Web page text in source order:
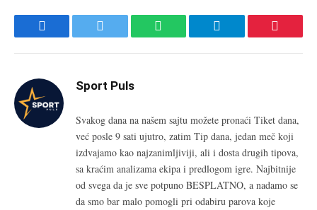
Facebook Twitter WhatsApp Telegram
Sport Puls
Svakog dana na našem sajtu možete pronaći Tiket dana,
već posle 9 sati ujutro, zatim Tip dana, jedan meč koji
izdvajamo kao najzanimljiviji, ali i dosta drugih tipova,
sa kraćim analizama ekipa i predlogom igre. Najbitnije
od svega da je sve potpuno BESPLATNO, a nadamo se
da smo bar malo pomogli pri odabiru parova koje